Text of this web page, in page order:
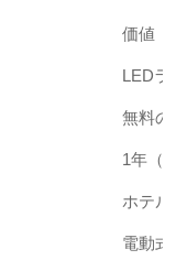
価値
LEDラ
無料の
1年（
ホテル
電動式